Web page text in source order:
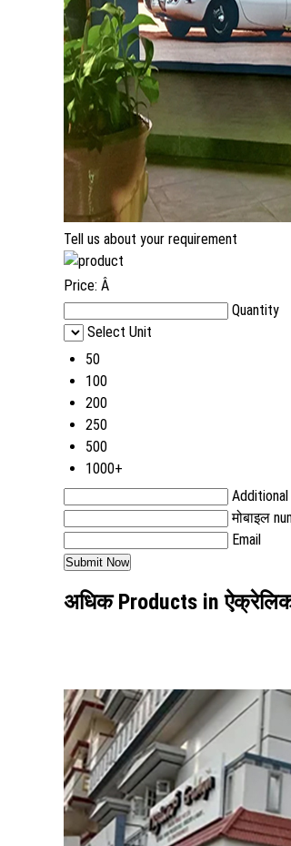
Tell us about your requirement
Price: Â
Quantity
Select Unit
50
100
200
250
500
1000+
मोबाइल
Email
अधिक Products in ऐक्रेलिक